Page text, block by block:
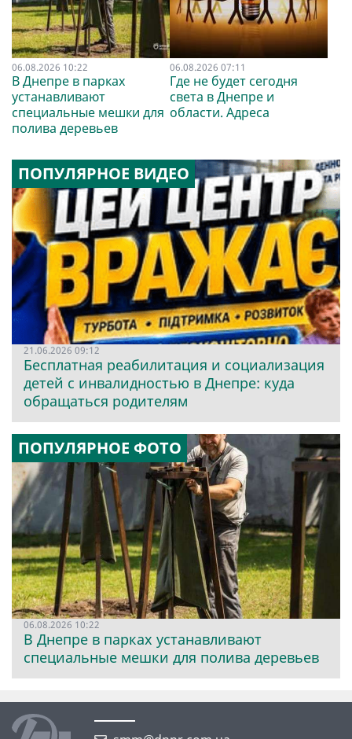
06.08.2026 10:22
В Днепре в парках
устанавливают
специальные мешки для
полива деревьев
06.08.2026 07:11
Где не будет сегодня
света в Днепре и
области. Адреса
ПОПУЛЯРНОЕ ВИДЕО
21.06.2026 09:12
Бесплатная реабилитация и социализация
детей с инвалидностью в Днепре: куда
обращаться родителям
ПОПУЛЯРНОЕ ФОТО
06.08.2026 10:22
В Днепре в парках устанавливают
специальные мешки для полива деревьев